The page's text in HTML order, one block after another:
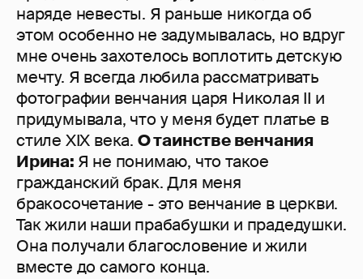
наряде невесты. Я раньше никогда об
этом особенно не задумывалась, но вдруг
мне очень захотелось воплотить детскую
мечту. Я всегда любила рассматривать
фотографии венчания царя Николая II и
придумывала, что у меня будет платье в
стиле XIX века. О таинстве венчания
Ирина: Я не понимаю, что такое
гражданский брак. Для меня
бракосочетание - это венчание в церкви.
Так жили наши прабабушки и прадедушки.
Она получали благословение и жили
вместе до самого конца.